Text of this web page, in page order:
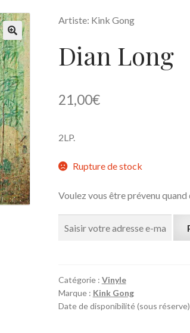
🔍
Artiste: Kink Gong
Dian Long
21,00€
2LP.
Rupture de stock
Voulez vous être prévenu
Catégorie : Vinyle
Marque : Kink Gong
Date de disponibilité (sous